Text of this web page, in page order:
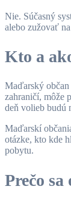
Nie. Súčasný
alebo zužovať
Kto a
Maďarský
zahraničí, môže
deň volieb budú
Maďarskí
otázke, kto kde
pobytu.
Prečo